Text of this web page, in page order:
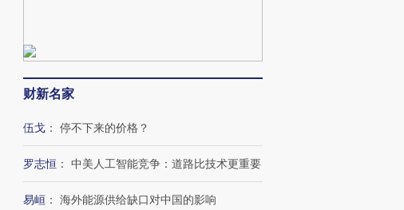
财新名家
伍戈 ： 停不下来的价格？
罗志恒 ： 中美人工智能竞争：道路比技术更重要
易峘 ： 海外能源供给缺口对中国的影响